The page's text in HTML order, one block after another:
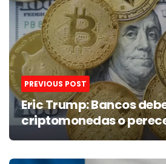
PREVIOUS POST
Eric Trump: Bancos
criptomonedas o